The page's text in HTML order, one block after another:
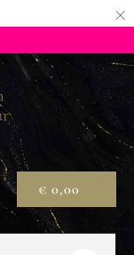
×
€ 0,00